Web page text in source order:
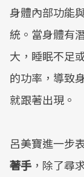
身體內部功能
統。當身體有
大，睡眠不足
的功率，導致
就跟著出現。
呂美寶進一步
著手 ，除了尋